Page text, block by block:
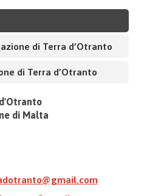
di Terra d’Otranto
di Terra d’Otranto
di Malta